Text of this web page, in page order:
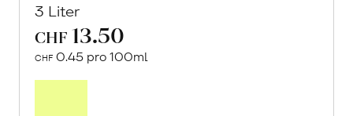
3 Liter
CHF 13.50
CHF 0.45 pro 100ml